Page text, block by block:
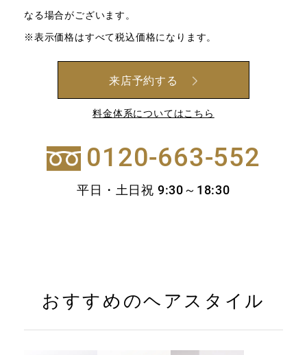
なる場合がございます。
※表示価格はすべて税込価格になります。
来店予約する
料金体系についてはこちら
0120-663-552
平日・土日祝 9:30～18:30
おすすめのヘアスタイル